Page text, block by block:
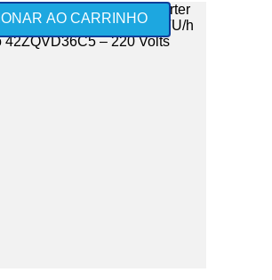
- exceto Norte
AO CARRINHO